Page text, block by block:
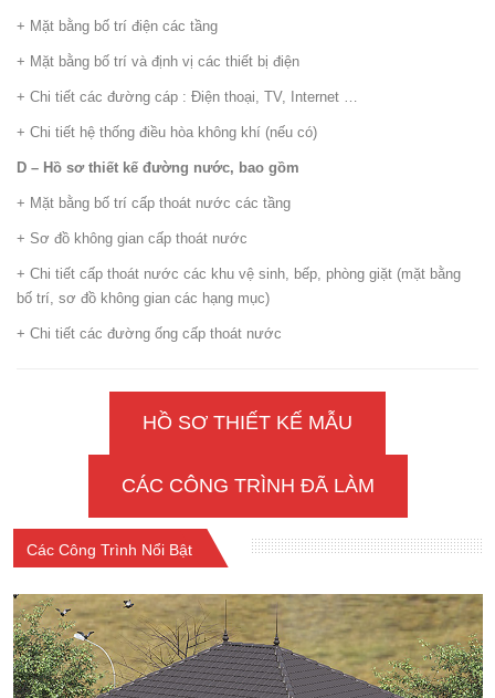
+ Mặt bằng bố trí điện các tầng
+ Mặt bằng bố trí và định vị các thiết bị điện
+ Chi tiết các đường cáp : Điện thoại, TV, Internet …
+ Chi tiết hệ thống điều hòa không khí (nếu có)
D – Hồ sơ thiết kế đường nước, bao gồm
+ Mặt bằng bố trí cấp thoát nước các tầng
+ Sơ đồ không gian cấp thoát nước
+ Chi tiết cấp thoát nước các khu vệ sinh, bếp, phòng giặt (mặt bằng
bố trí, sơ đồ không gian các hạng mục)
+ Chi tiết các đường ống cấp thoát nước
HỒ SƠ THIẾT KẾ MẪU
CÁC CÔNG TRÌNH ĐÃ LÀM
Các Công Trình Nổi Bật